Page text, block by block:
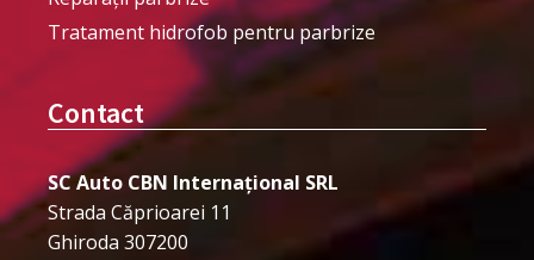
Tratament hidrofob pentru parbrize
Contact
SC Auto CBN Internațional SRL
Strada Căprioarei 11
Ghiroda 307200